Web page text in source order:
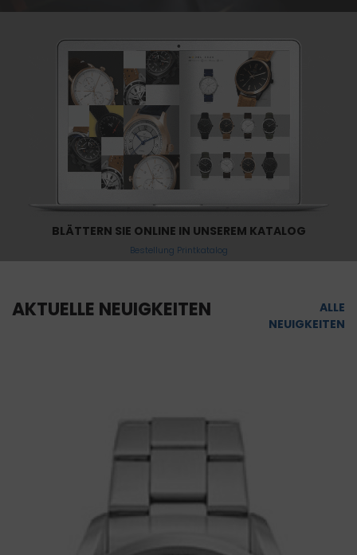
BLÄTTERN SIE ONLINE IN UNSEREM KATALOG
Bestellung Printkatalog
AKTUELLE NEUIGKEITEN
ALLE
NEUIGKEITEN